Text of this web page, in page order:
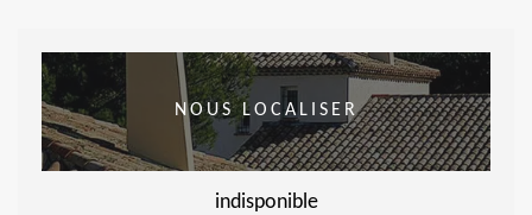
NOUS LOCALISER
indisponible